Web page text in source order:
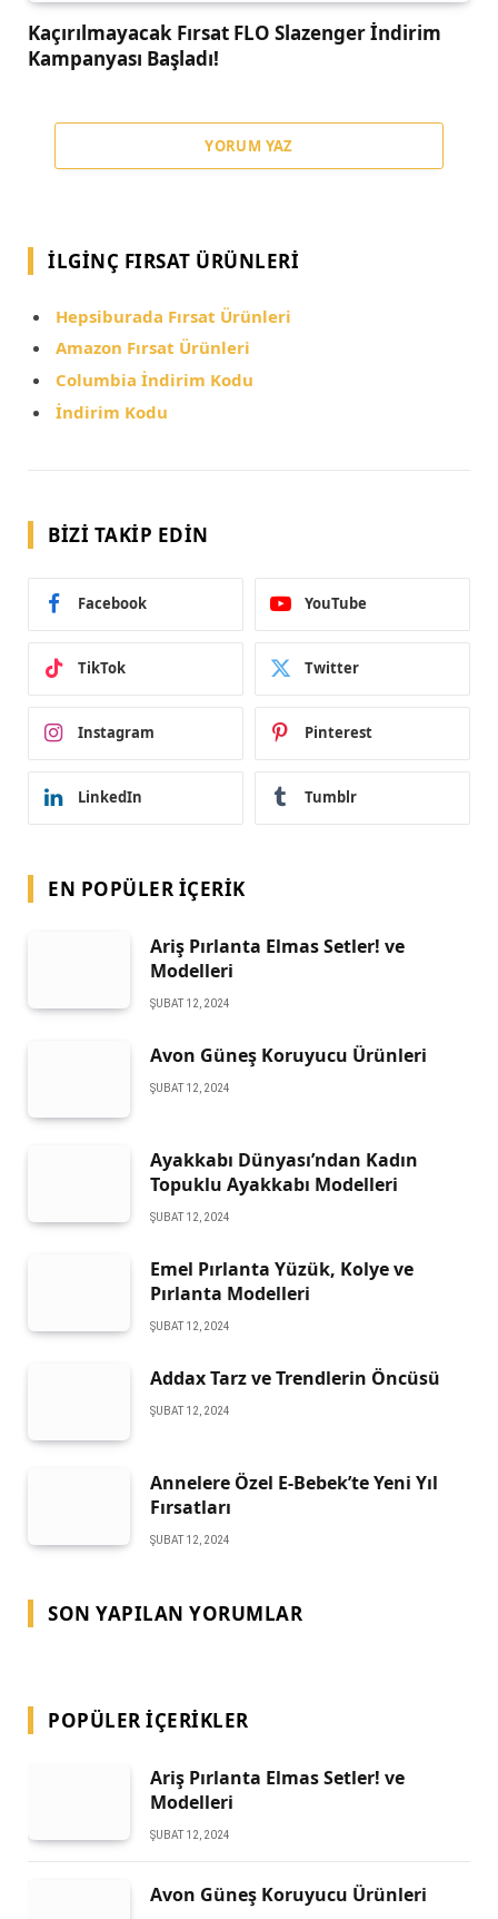
Kaçırılmayacak Fırsat FLO Slazenger İndirim
Kampanyası Başladı!
YORUM YAZ
İLGINÇ FIRSAT ÜRÜNLERI
Hepsiburada Fırsat Ürünleri
Amazon Fırsat Ürünleri
Columbia İndirim Kodu
İndirim Kodu
BIZI TAKIP EDIN
Facebook YouTube
TikTok Twitter
Instagram Pinterest
LinkedIn Tumblr
EN POPÜLER İÇERIK
Ariş Pırlanta Elmas Setler! ve
Modelleri
ŞUBAT 12, 2024
Avon Güneş Koruyucu Ürünleri
ŞUBAT 12, 2024
Ayakkabı Dünyası’ndan Kadın
Topuklu Ayakkabı Modelleri
ŞUBAT 12, 2024
Emel Pırlanta Yüzük, Kolye ve
Pırlanta Modelleri
ŞUBAT 12, 2024
Addax Tarz ve Trendlerin Öncüsü
ŞUBAT 12, 2024
Annelere Özel E-Bebek’te Yeni Yıl
Fırsatları
ŞUBAT 12, 2024
SON YAPILAN YORUMLAR
POPÜLER İÇERIKLER
Ariş Pırlanta Elmas Setler! ve
Modelleri
ŞUBAT 12, 2024
Avon Güneş Koruyucu Ürünleri